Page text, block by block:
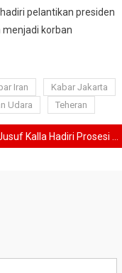
pelantikan presiden
menjadi korban
Iran
Kabar Jakarta
Udara Teheran